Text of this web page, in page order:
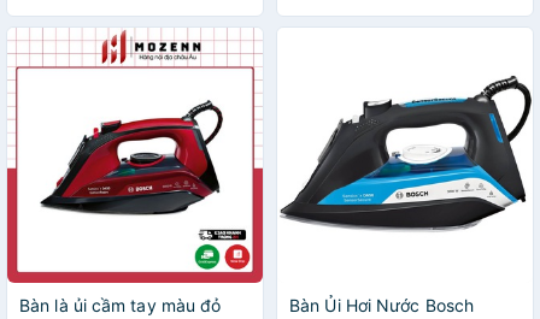
Bàn là ủi cầm tay màu đỏ
Bàn Ủi Hơi Nước Bosch